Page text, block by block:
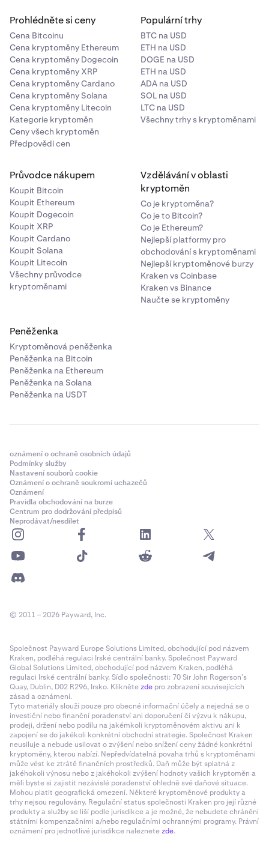
Prohlédněte si ceny
Cena Bitcoinu
Cena kryptoměny Ethereum
Cena kryptoměny Dogecoin
Cena kryptoměny XRP
Cena kryptoměny Cardano
Cena kryptoměny Solana
Cena kryptoměny Litecoin
Kategorie kryptoměn
Ceny všech kryptoměn
Předpovědi cen
Populární trhy
BTC na USD
ETH na USD
DOGE na USD
ETH na USD
ADA na USD
SOL na USD
LTC na USD
Všechny trhy s kryptoměnami
Průvodce nákupem
Koupit Bitcoin
Koupit Ethereum
Koupit Dogecoin
Koupit XRP
Koupit Cardano
Koupit Solana
Koupit Litecoin
Všechny průvodce
kryptoměnami
Vzdělávání v oblasti
kryptoměn
Co je kryptoměna?
Co je to Bitcoin?
Co je Ethereum?
Nejlepší platformy pro
obchodování s kryptoměnami
Nejlepší kryptoměnové burzy
Kraken vs Coinbase
Kraken vs Binance
Naučte se kryptoměny
Peněženka
Kryptoměnová peněženka
Peněženka na Bitcoin
Peněženka na Ethereum
Peněženka na Solana
Peněženka na USDT
oznámení o ochraně osobních údajů
Podmínky služby
Nastavení souborů cookie
Oznámení o ochraně soukromí uchazečů
Oznámení
Pravidla obchodování na burze
Centrum pro dodržování předpisů
Neprodávat/nesdílet
© 2011 – 2026 Payward, Inc.
Společnost Payward Europe Solutions Limited, obchodující pod názvem
Kraken, podléhá regulaci Irské centrální banky. Společnost Payward
Global Solutions Limited, obchodující pod názvem Kraken, podléhá
regulaci Irské centrální banky. Sídlo společnosti: 70 Sir John Rogerson’s
Quay, Dublin, D02 R296, Irsko. Kliknětezde pro zobrazení souvisejících
zásad a oznámení.
Tyto materiály slouží pouze pro obecné informační účely a nejedná se o
investiční nebo finanční poradenství ani doporučení či výzvu k nákupu,
prodeji, držení nebo podílu na jakémkoli kryptoměnovém aktivu ani k
zapojení se do jakékoli konkrétní obchodní strategie. Společnost Kraken
neusiluje a nebude usilovat o zvýšení nebo snížení ceny žádné konkrétní
kryptoměny, kterou nabízí. Nepředvídatelná povaha trhů s kryptoměnami
může vést ke ztrátě finančních prostředků. Daň může být splatná z
jakéhokoli výnosu nebo z jakéhokoli zvýšení hodnoty vašich kryptoměn a
měli byste si zajistit nezávislé poradenství ohledně své daňové situace.
Mohou platit geografická omezení. Některé kryptoměnové produkty a
trhy nejsou regulovány. Regulační status společnosti Kraken pro její různé
produkty a služby se liší podle jurisdikce a je možné, že nebudete chráněni
státními kompenzačními a/nebo regulačními ochrannými programy. Právní
oznámení pro jednotlivé jurisdikce naleznetezde.